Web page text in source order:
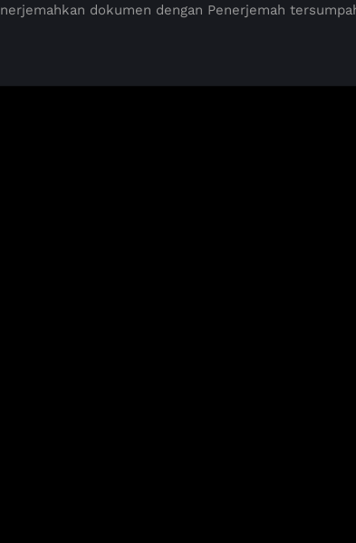
dokumen dengan Penerjemah